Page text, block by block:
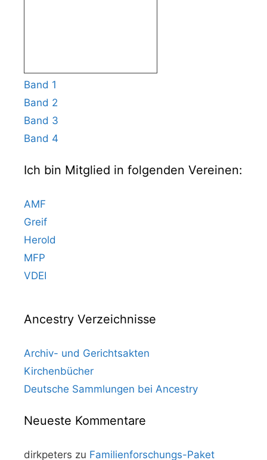
Band 1
Band 2
Band 3
Band 4
Ich bin Mitglied in folgenden Vereinen:
AMF
Greif
Herold
MFP
VDEI
Ancestry Verzeichnisse
Archiv- und Gerichtsakten
Kirchenbücher
Deutsche Sammlungen bei Ancestry
Neueste Kommentare
dirkpeters zu Familienforschungs-Paket